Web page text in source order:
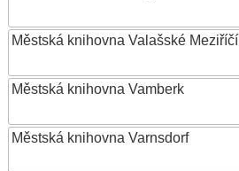
Městská knihovna Valašské Meziříčí
Městská knihovna Vamberk
Městská knihovna Varnsdorf